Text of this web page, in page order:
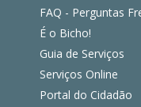
FAQ - Perguntas
É o Bicho!
Guia de Serviços
Serviços Online
Portal do Cidadão